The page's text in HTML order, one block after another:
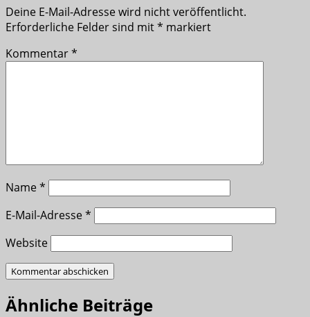
Deine E-Mail-Adresse wird nicht veröffentlicht.
Erforderliche Felder sind mit* markiert
Kommentar*
Name*
E-Mail-Adresse*
Website
Ähnliche Beiträge